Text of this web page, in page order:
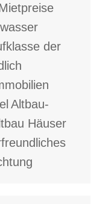
der
Altbau-
Häuser